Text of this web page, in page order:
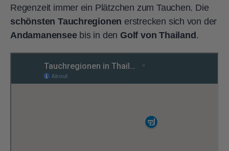
Regenzeit immer ein Plätzchen zum Tauchen. Die
schönsten Tauchregionen erstrecken sich von der
Andamanenseebis in den Golf von Thailand .